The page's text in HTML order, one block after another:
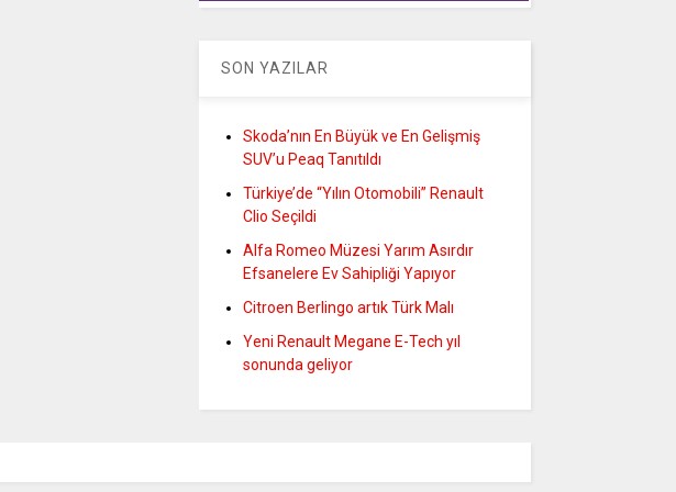
SON YAZILAR
Skoda’nın En Büyük ve En Gelişmiş
SUV’u Peaq Tanıtıldı
Türkiye’de “Yılın Otomobili” Renault
Clio Seçildi
Alfa Romeo Müzesi Yarım Asırdır
Efsanelere Ev Sahipliği Yapıyor
Citroen Berlingo artık Türk Malı
Yeni Renault Megane E-Tech yıl
sonunda geliyor